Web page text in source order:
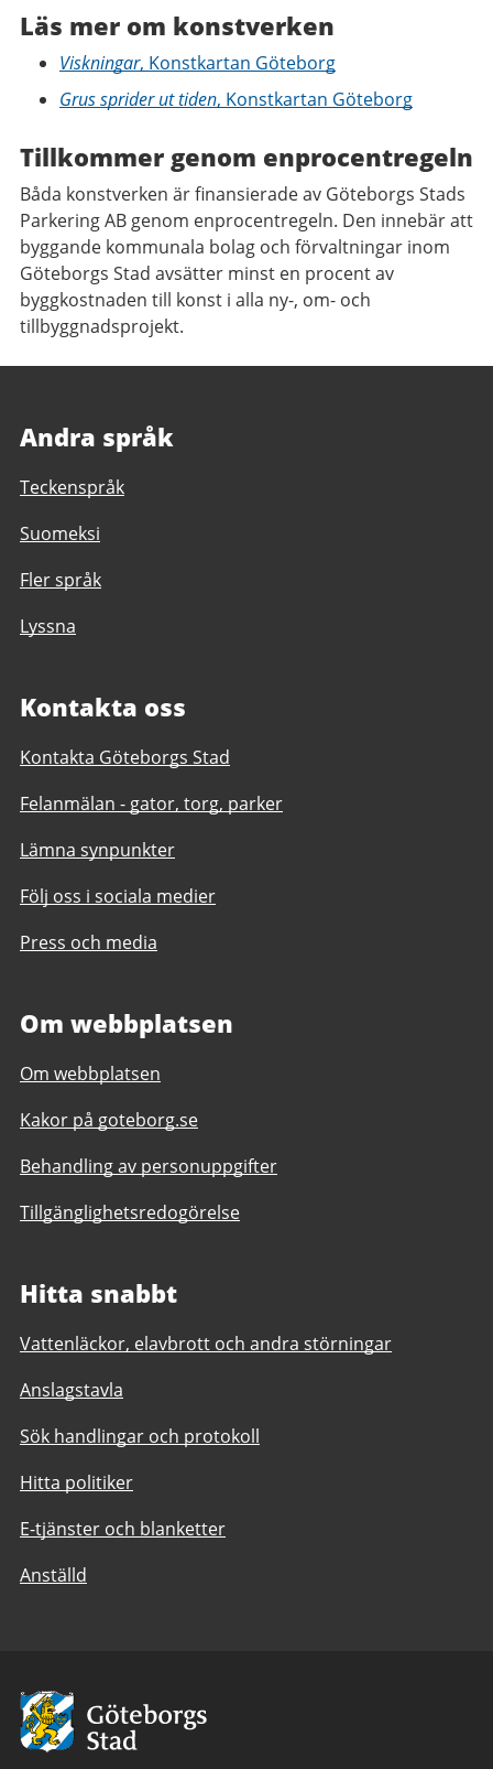
Läs mer om konstverken
Viskningar, Konstkartan Göteborg
Grus sprider ut tiden, Konstkartan Göteborg
Tillkommer genom enprocentregeln
Båda konstverken är finansierade av Göteborgs Stads
Parkering AB genom enprocentregeln. Den innebär att
byggande kommunala bolag och förvaltningar inom
Göteborgs Stad avsätter minst en procent av
byggkostnaden till konst i alla ny-, om- och
tillbyggnadsprojekt.
Andra språk
Teckenspråk
Suomeksi
Fler språk
Lyssna
Kontakta oss
Kontakta Göteborgs Stad
Felanmälan - gator, torg, parker
Lämna synpunkter
Följ oss i sociala medier
Press och media
Om webbplatsen
Om webbplatsen
Kakor på goteborg.se
Behandling av personuppgifter
Tillgänglighetsredogörelse
Hitta snabbt
Vattenläckor, elavbrott och andra störningar
Anslagstavla
Sök handlingar och protokoll
Hitta politiker
E-tjänster och blanketter
Anställd
Avsändare:
Göteborgs
Stad